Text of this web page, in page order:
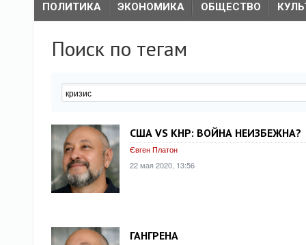
ПОЛИТИКА ЭКОНОМИКА ОБЩЕСТВО
Поиск по тегам
США VS КНР: ВОЙНА НЕИЗБЕЖНА?
Євген Платон
22 мая 2020, 13:56
ГАНГРЕНА